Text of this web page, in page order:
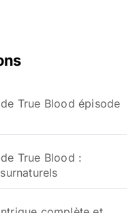
True Blood épisode
True Blood :